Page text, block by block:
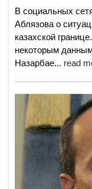
В социальных
Аблязова о
казахской
некоторым
Назарбае... read